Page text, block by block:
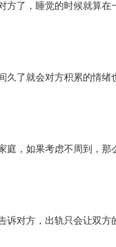
方了，睡觉的时候就算在
久了就会对方积累的情绪
庭，如果考虑不周到，那
对方，出轨只会让双方